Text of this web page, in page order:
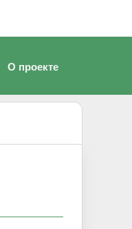
О проекте